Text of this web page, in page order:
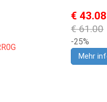
€ 43.08
€ 61.00
-25%
Mehr